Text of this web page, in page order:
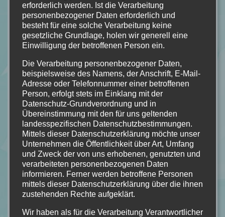
erforderlich werden. Ist die Verarbeitung
personenbezogener Daten erforderlich und
besteht für eine solche Verarbeitung keine
gesetzliche Grundlage, holen wir generell eine
Einwilligung der betroffenen Person ein.
Die Verarbeitung personenbezogener Daten,
beispielsweise des Namens, der Anschrift, E-Mail-
Adresse oder Telefonnummer einer betroffenen
Person, erfolgt stets im Einklang mit der
Datenschutz-Grundverordnung und in
Übereinstimmung mit den für uns geltenden
landesspezifischen Datenschutzbestimmungen.
Mittels dieser Datenschutzerklärung möchte unser
Unternehmen die Öffentlichkeit über Art, Umfang
und Zweck der von uns erhobenen, genutzten und
verarbeiteten personenbezogenen Daten
informieren. Ferner werden betroffene Personen
mittels dieser Datenschutzerklärung über die ihnen
zustehenden Rechte aufgeklärt.
Wir haben als für die Verarbeitung Verantwortlicher